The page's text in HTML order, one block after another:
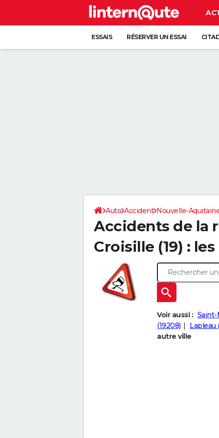
ESSAIS RÉSERVER UN ESSAI
Auto Accident Nouvelle-
Accidents de la
Croisille (19) :
Voir aussi : Saint-
(19208)
Lapleau
autre ville